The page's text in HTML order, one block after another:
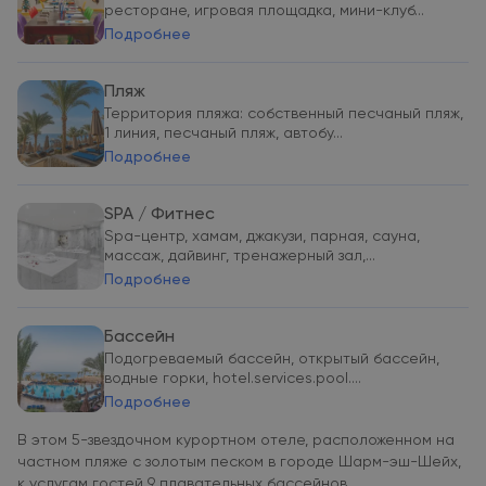
ресторане, игровая площадка, мини-клуб...
Подробнее
Пляж
Территория пляжа: собственный песчаный пляж,
1 линия, песчаный пляж, автобу...
Подробнее
SPA / Фитнес
Spa-центр, хамам, джакузи, парная, сауна,
массаж, дайвинг, тренажерный зал,...
Подробнее
Бассейн
Подогреваемый бассейн, открытый бассейн,
водные горки, hotel.services.pool....
Подробнее
В этом 5-звездочном курортном отеле, расположенном на
частном пляже с золотым песком в городе Шарм-эш-Шейх,